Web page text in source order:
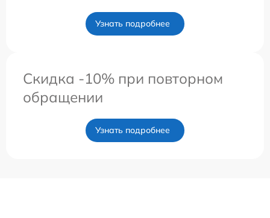
Узнать подробнее
Скидка -10% при повторном
обращении
Узнать подробнее